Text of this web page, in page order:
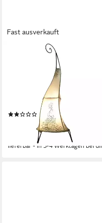
Fast ausverkauft
MARRAKESCH ORIENT &
MEDITERRAN INTERIOR
Stehlampe Orientalische
Hennaleuchte Daya
handgefertigt aus Leder in
Natur 70 cm, Handwäsche
(1)
UVP54,00 €
lieferbar - in 3-4 Werktagen bei dir